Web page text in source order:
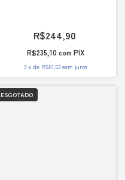
R$244,90
R$235,10 com PIX
3 xde R$81,63 sem juros
ESGOTADO